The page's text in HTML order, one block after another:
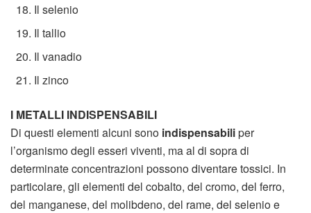
Il selenio
Il tallio
Il vanadio
Il zinco
I METALLI INDISPENSABILI
Di questi elementi alcuni sono indispensabiliper
l’organismo degli esseri viventi, ma al di sopra di
determinate concentrazioni possono diventare tossici. In
particolare, gli elementi del cobalto, del cromo, del ferro,
del manganese, del molibdeno, del rame, del selenio e